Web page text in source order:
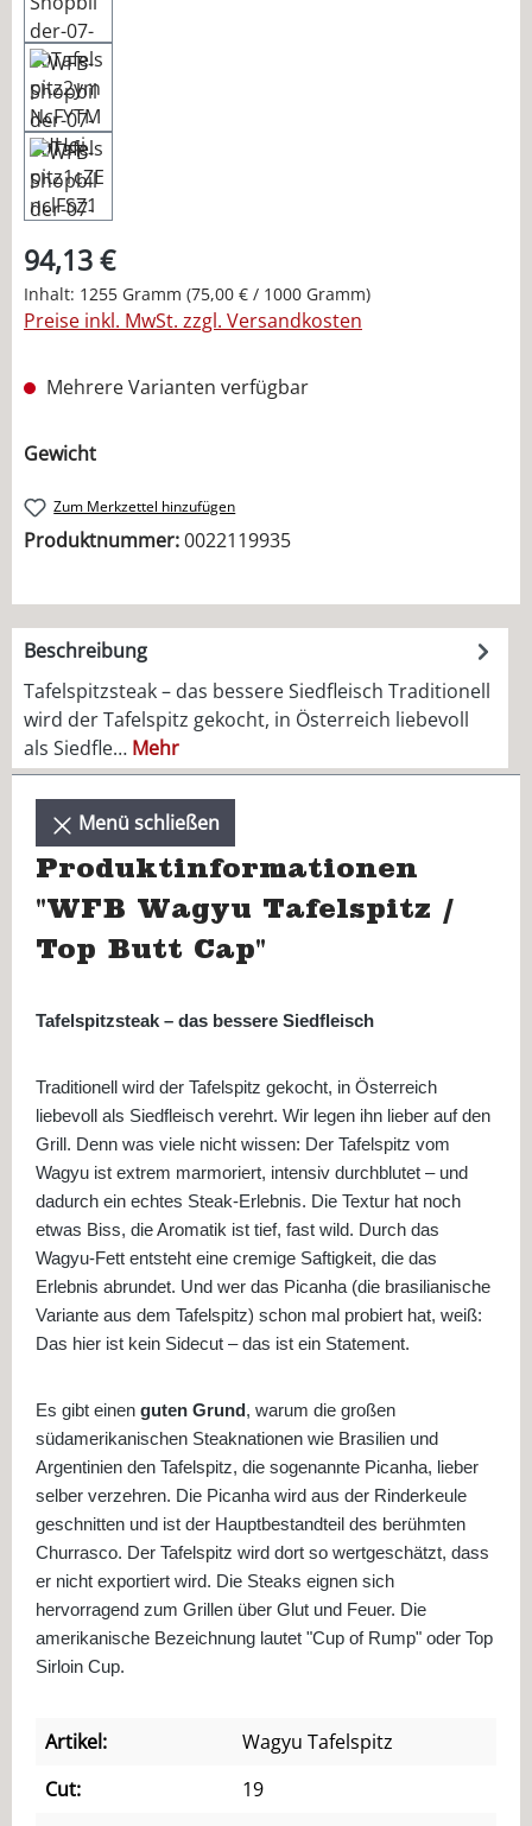
94,13 €
Inhalt: 1255 Gramm (75,00 € / 1000 Gramm)
Preise inkl. MwSt. zzgl. Versandkosten
Mehrere Varianten verfügbar
Gewichtauswählen
Zum Merkzettel hinzufügen
Produktnummer:0022119935
Beschreibung
Tafelspitzsteak – das bessere Siedfleisch Traditionell
wird der Tafelspitz gekocht, in Österreich liebevoll
als Siedfle… Mehr
Menü schließen
Produktinformationen
"WFB Wagyu Tafelspitz /
Top Butt Cap"
Tafelspitzsteak – das bessere Siedfleisch
Traditionell wird der Tafelspitz gekocht, in Österreich
liebevoll als Siedfleisch verehrt. Wir legen ihn lieber auf den
Grill. Denn was viele nicht wissen: Der Tafelspitz vom
Wagyu ist extrem marmoriert, intensiv durchblutet – und
dadurch ein echtes Steak-Erlebnis. Die Textur hat noch
etwas Biss, die Aromatik ist tief, fast wild. Durch das
Wagyu-Fett entsteht eine cremige Saftigkeit, die das
Erlebnis abrundet. Und wer das Picanha (die brasilianische
Variante aus dem Tafelspitz) schon mal probiert hat, weiß:
Das hier ist kein Sidecut – das ist ein Statement.
Es gibt einen guten Grund, warum die großen
südamerikanischen Steaknationen wie Brasilien und
Argentinien den Tafelspitz, die sogenannte Picanha, lieber
selber verzehren. Die Picanha wird aus der Rinderkeule
geschnitten und ist der Hauptbestandteil des berühmten
Churrasco. Der Tafelspitz wird dort so wertgeschätzt, dass
er nicht exportiert wird. Die Steaks eignen sich
hervorragend zum Grillen über Glut und Feuer. Die
amerikanische Bezeichnung lautet "Cup of Rump" oder Top
Sirloin Cup.
Artikel:
Wagyu Tafelspitz
Cut:
19